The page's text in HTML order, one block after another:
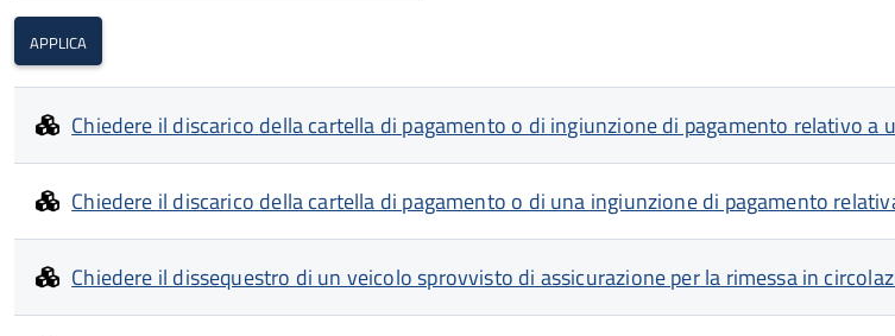
Chiedere il discarico della cartella di pagamento o di ingiunzione di pagamento relativo a
Chiedere il discarico della cartella di pagamento o di una ingiunzione di pagamento
Chiedere il dissequestro di un veicolo sprovvisto di assicurazione per la rimessa in